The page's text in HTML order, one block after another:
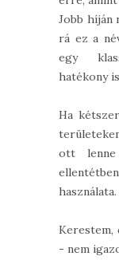
Jobb híján
rá ez a
egy
hatékony
Ha
ott
használata.
Kerestem,
- nem